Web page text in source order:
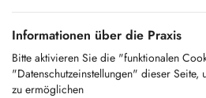
Informationen über die Praxis
Bitte aktivieren Sie die "funktionalen
"Datenschutzeinstellungen" dieser Seite,
zu ermöglichen